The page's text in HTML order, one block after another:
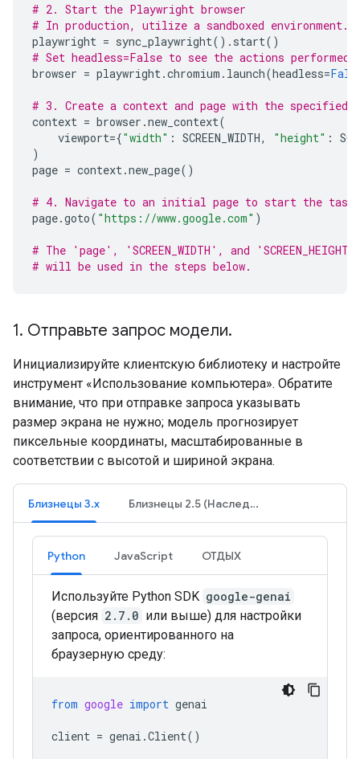
# 2. Start the Playwright browser
# In production, utilize a sandboxed environment.
playwright = sync_playwright() . start()
# Set headless=False to see the actions performed
browser = playwright.chromium . launch(headless=
# 3. Create a context and page with the specified
context = browser .new_context(
viewport={"width" : SCREEN_WIDTH, "height" :
)
page = context.new_page()
# 4. Navigate to an initial page to start the task
page.goto( "https://www.google.com" )
# The 'page', 'SCREEN_WIDTH', and
# will be used in the steps below.
1. Отправьте запрос модели.
Инициализируйте клиентскую библиотеку и настройте
инструмент «Использование компьютера». Обратите
внимание, что при отправке запроса указывать
размер экрана не нужно; модель прогнозирует
пиксельные координаты, масштабированные в
соответствии с высотой и шириной экрана.
Близнецы 3.x Близнецы 2.5 (Наследие)
Python JavaScript ОТДЫХ
Используйте Python SDK google-genai
(версия 2.7.0 или выше) для настройки
запроса, ориентированного на
браузерную среду:
from google import genai
client = genai .Client()